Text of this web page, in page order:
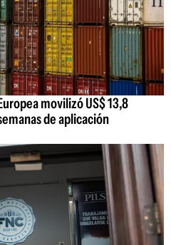
movilizó US$ 13,8
de aplicación